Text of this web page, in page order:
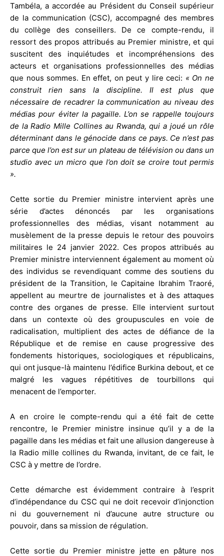
Tambéla, a accordée au Président du Conseil supérieur
de la communication (CSC), accompagné des membres
du collège des conseillers. De ce compte-rendu, il
ressort des propos attribués au Premier ministre, et qui
suscitent des inquiétudes et incompréhensions des
acteurs et organisations professionnelles des médias
que nous sommes. En effet, on peut y lire ceci: « On ne
construit rien sans la discipline. Il est plus que
nécessaire de recadrer la communication au niveau des
médias pour éviter la pagaille. L’on se rappelle toujours
de la Radio Mille Collines au Rwanda, qui a joué un rôle
déterminant dans le génocide dans ce pays. Ce n’est pas
parce que l’on est sur un plateau de télévision ou dans un
studio avec un micro que l’on doit se croire tout permis
».
Cette sortie du Premier ministre intervient après une
série d’actes dénoncés par les organisations
professionnelles des médias, visant notamment au
musèlement de la presse depuis le retour des pouvoirs
militaires le 24 janvier 2022. Ces propos attribués au
Premier ministre interviennent également au moment où
des individus se revendiquant comme des soutiens du
président de la Transition, le Capitaine Ibrahim Traoré,
appellent au meurtre de journalistes et à des attaques
contre des organes de presse. Elle intervient surtout
dans un contexte où des groupuscules en voie de
radicalisation, multiplient des actes de défiance de la
République et de remise en cause progressive des
fondements historiques, sociologiques et républicains,
qui ont jusque-là maintenu l’édifice Burkina debout, et ce
malgré les vagues répétitives de tourbillons qui
menacent de l’emporter.
A en croire le compte-rendu qui a été fait de cette
rencontre, le Premier ministre insinue qu’il y a de la
pagaille dans les médias et fait une allusion dangereuse à
la Radio mille collines du Rwanda, invitant, de ce fait, le
CSC à y mettre de l’ordre.
Cette démarche est évidemment contraire à l’esprit
d’indépendance du CSC qui ne doit recevoir d’injonction
ni du gouvernement ni d’aucune autre structure ou
pouvoir, dans sa mission de régulation.
Cette sortie du Premier ministre jette en pâture nos